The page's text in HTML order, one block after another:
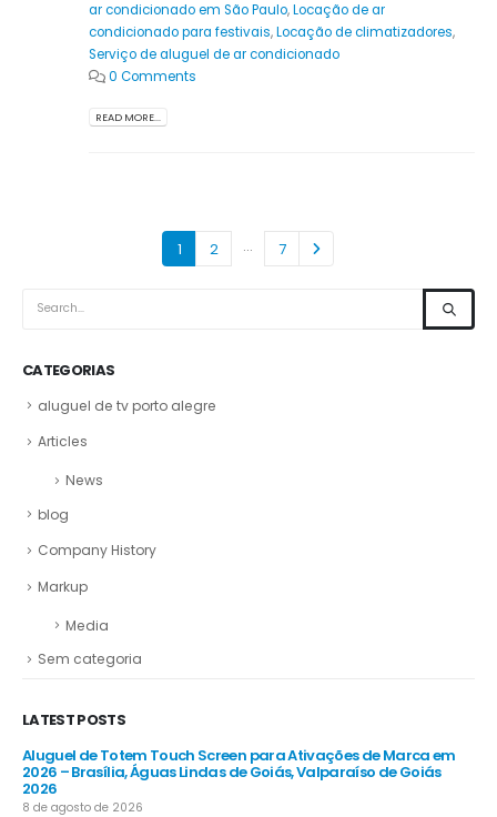
ar condicionado em São Paulo,Locação de ar
condicionado para festivais,Locação de climatizadores,
Serviço de aluguel de ar condicionado
0 Comments
READ MORE...
1 2 … 7
CATEGORIAS
aluguel de tv porto alegre
Articles
News
blog
Company History
Markup
Media
Sem categoria
LATEST POSTS
Aluguel de Totem Touch Screen para Ativações de Marca em
2026 – Brasília, Águas Lindas de Goiás, Valparaíso de Goiás
2026
8 de agosto de 2026